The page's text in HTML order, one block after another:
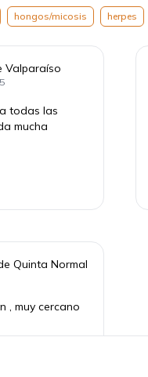
hongos/micosis herpes
Valparaíso
todas las
mucha
Quinta Normal
, muy cercano